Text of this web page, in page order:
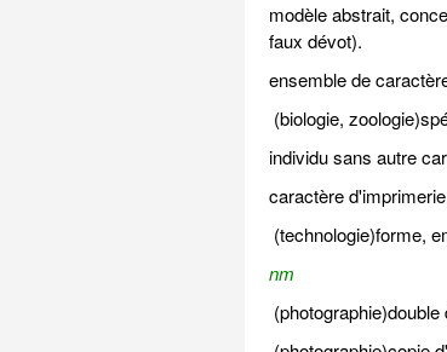
modèle abstrait,
faux dévot).
ensemble de
(biologie,
individu sans autre
caractère
(technologie)forme,
nm